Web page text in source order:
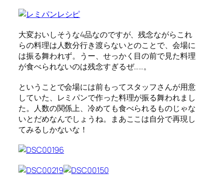
大変おいしそうな4品なのですが、残念ながらこれ
らの料理は人数分行き渡らないとのことで、会場に
は振る舞われず。うー、せっかく目の前で見た料理
が食べられないのは残念すぎるぜ……。
ということで会場には前もってスタッフさんが用意
していた、レミパンで作った料理が振る舞われまし
た。人数の関係上、冷めても食べられるものじゃな
いとだめなんでしょうね。まあここは自分で再現し
てみるしかないな！